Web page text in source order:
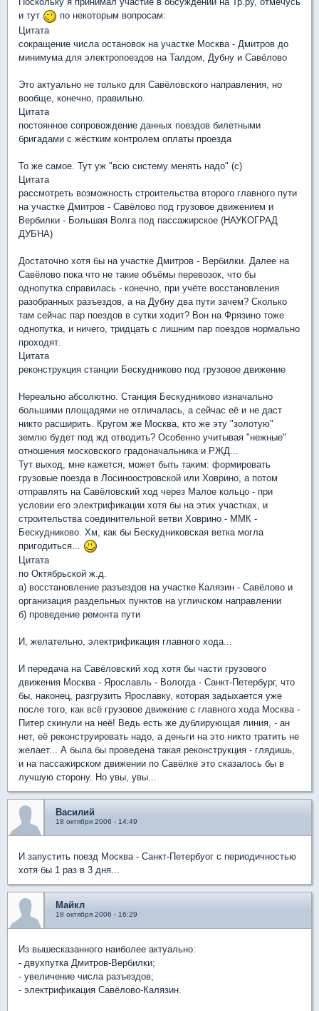
и тут
по некоторым вопросам:
Цитата
сокращение числа остановок на участке Москва - Дмитров до
минимума для электропоездов на Талдом, Дубну и Савёлово
Это актуально не только для Савёловского направления, но
вообще, конечно, правильно.
Цитата
постоянное сопровождение данных поездов билетными
бригадами с жёстким контролем оплаты проезда
То же самое. Тут уж "всю систему менять надо" (с)
Цитата
рассмотреть возможность строительства второго главного пути
на участке Дмитров - Савёлово под грузовое движением и
Вербилки - Большая Волга под пассажирское (НАУКОГРАД
ДУБНА)
Достаточно хотя бы на участке Дмитров - Вербилки. Далее на
Савёлово пока что не такие объёмы перевозок, что бы
однопутка справилась - конечно, при учёте восстановления
разобранных разъездов, а на Дубну два пути зачем? Сколько
там сейчас пар поездов в сутки ходит? Вон на Фрязино тоже
однопутка, и ничего, тридцать с лишним пар поездов нормально
проходят.
Цитата
реконструкция станции Бескудниково под грузовое движение
Нереально абсолютно. Станция Бескудниково изначально
большими площадями не отличалась, а сейчас её и не даст
никто расширить. Кругом же Москва, кто же эту "золотую"
землю будет под жд отводить? Особенно учитывая "нежные"
отношения московского градоначальника и РЖД...
Тут выход, мне кажется, может быть таким: формировать
грузовые поезда в Лосиноостровской или Ховрино, а потом
отправлять на Савёловский ход через Малое кольцо - при
условии его электрификации хотя бы на этих участках, и
строительства соединительной ветви Ховрино - ММК -
Бескудниково. Хм, как бы Бескудниковская ветка могла
пригодиться...
Цитата
по Октябрьской ж.д.
а) восстановление разъездов на участке Калязин - Савёлово и
организация раздельных пунктов на угличском направлении
б) проведение ремонта пути
И, желательно, электрификация главного хода...
И передача на Савёловский ход хотя бы части грузового
движения Москва - Ярославль - Вологда - Санкт-Петербург, что
бы, наконец, разгрузить Ярославку, которая задыхается уже
после того, как всё грузовое движение с главного хода Москва -
Питер скинули на неё! Ведь есть же дублирующая линия, - ан
нет, её реконструировать надо, а деньги на это никто тратить не
желает... А была бы проведена такая реконструкция - глядишь,
и на пассажирском движении по Савёлке это сказалось бы в
лучшую сторону. Но увы, увы...
Василий
18 октября 2006 - 14:49
И запустить поезд Москва - Санкт-Петербуог с периодичностью
хотя бы 1 раз в 3 дня...
Майкл
18 октября 2006 - 16:29
Из вышесказанного наиболее актуально:
- двухпутка Дмитров-Вербилки;
- увеличение числа разъездов;
- электрификация Савёлово-Калязин.